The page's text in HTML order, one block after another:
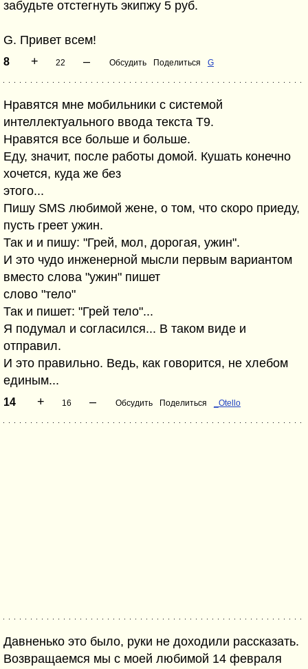
забудьте отстегнуть экипжу 5 руб.
G. Привет всем!
8 + 22 – Обсудить Поделиться G
Нравятся мне мобильники с системой
интеллектуального ввода текста Т9.
Нравятся все больше и больше.
Еду, значит, после работы домой. Кушать конечно
хочется, куда же без
этого...
Пишу SMS любимой жене, о том, что скоро приеду,
пусть греет ужин.
Так и и пишу: "Грей, мол, дорогая, ужин".
И это чудо инженерной мысли первым вариантом
вместо слова "ужин" пишет
слово "тело"
Так и пишет: "Грей тело"...
Я подумал и согласился... В таком виде и
отправил.
И это правильно. Ведь, как говорится, не хлебом
единым...
14 + 16 – Обсудить Поделиться _Otello
Давненько это было, руки не доходили рассказать.
Возвращаемся мы с моей любимой 14 февраля